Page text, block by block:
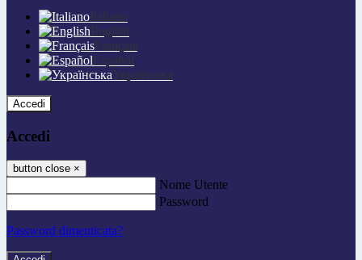
Italiano
English
Français
Español
Українська
Accedi
Accedi
button close ×
Nome Utente
Password
Password dimenticata?